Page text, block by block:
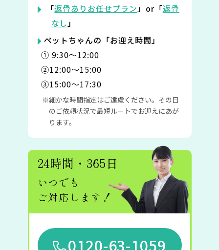
「返骨ありお任せプラン」or「返骨
なし」
ペットちゃんの「お迎え時間」
① 9:30〜12:00
②12:00〜15:00
③15:00〜17:30
細かな時間指定はご遠慮ください。その日
のご依頼状況で最短ルートでお迎えにあが
ります。
24時間・365日
いつでも
ご対応します！
0120-63-1059